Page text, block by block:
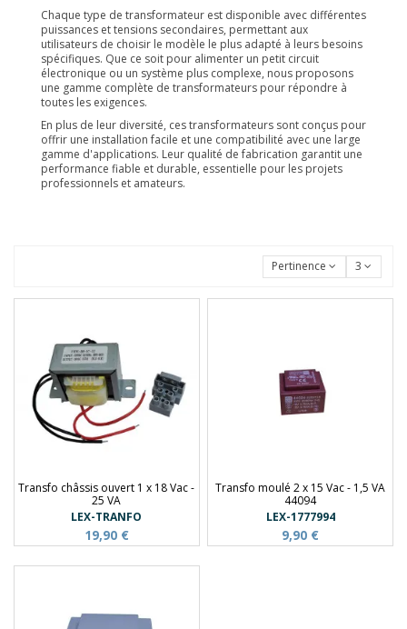
Chaque type de transformateur est disponible avec différentes
puissances et tensions secondaires, permettant aux
utilisateurs de choisir le modèle le plus adapté à leurs besoins
spécifiques. Que ce soit pour alimenter un petit circuit
électronique ou un système plus complexe, nous proposons
une gamme complète de transformateurs pour répondre à
toutes les exigences.
En plus de leur diversité, ces transformateurs sont conçus pour
offrir une installation facile et une compatibilité avec une large
gamme d'applications. Leur qualité de fabrication garantit une
performance fiable et durable, essentielle pour les projets
professionnels et amateurs.
Pertinence 3
Transfo châssis ouvert 1 x 18 Vac -
25 VA
LEX-TRANFO
19,90 €
Transfo moulé 2 x 15 Vac - 1,5 VA
44094
LEX-1777994
9,90 €